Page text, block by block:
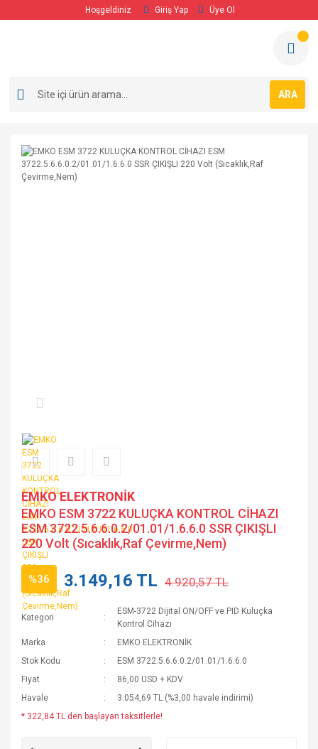
Hoşgeldiniz Giriş Yap Üye Ol
ARA
EMKO ELEKTRONİK
EMKO ESM 3722 KULUÇKA KONTROL CİHAZI
ESM 3722.5.6.6.0.2/01.01/1.6.6.0 SSR ÇIKIŞLI
220 Volt (Sıcaklık,Raf Çevirme,Nem)
%36 3.149,16 TL 4.920,57 TL
Kategori
ESM-3722 Dijital ON/OFF ve PID Kuluçka
Kontrol Cihazı
Marka
EMKO ELEKTRONİK
Stok Kodu
ESM 3722.5.6.6.0.2/01.01/1.6.6.0
Fiyat
86,00 USD + KDV
Havale
3.054,69 TL (%3,00 havale indirimi)
* 322,84 TL den başlayan taksitlerle!